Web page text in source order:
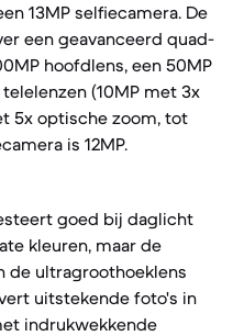
13MP selfiecamera. De
een geavanceerd quad-
hoofdlens, een 50MP
(10MP met 3x
5x optische zoom, tot
is 12MP.
goed bij daglicht
kleuren, maar de
de ultragroothoeklens
uitstekende foto's in
indrukwekkende